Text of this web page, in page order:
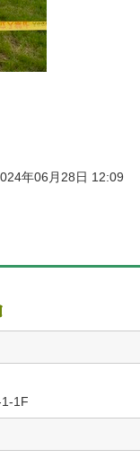
年06月28日 12:09
1F